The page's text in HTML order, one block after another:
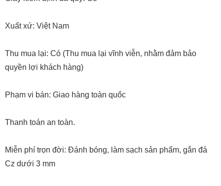
Xuất xứ: Việt Nam
Thu mua lại: Có (Thu mua lại vĩnh viễn, nhằm đảm bảo
quyền lợi khách hàng)
Phạm vi bán: Giao hàng toàn quốc
Thanh toán an toàn.
Miễn phí trọn đời: Đánh bóng, làm sạch sản phẩm, gắn đá
Cz dưới 3 mm